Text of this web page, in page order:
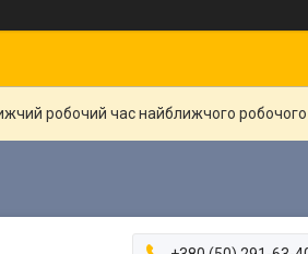
робочий час найближчого робочого